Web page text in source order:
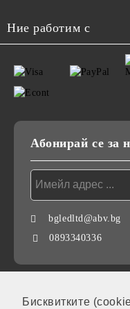
Бисквитките
Ние работим с
Абонирай се за
bgledltd@abv.bg
0893340336